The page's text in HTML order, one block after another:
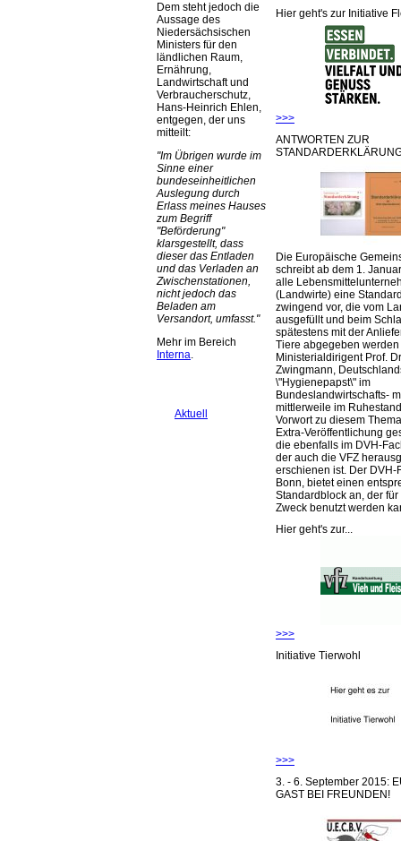
Dem steht jedoch die
Aussage des
Niedersächsischen
Ministers für den
ländlichen Raum,
Ernährung,
Landwirtschaft und
Verbraucherschutz,
Hans-Heinrich Ehlen,
entgegen, der uns
mitteilt:
Im Übrigen wurde im
Sinne einer
bundeseinheitlichen
Auslegung durch
Erlass meines Hauses
zum Begriff
Beförderung
klarsgestellt, dass
dieser das Entladen
und das Verladen an
Zwischenstationen,
nicht jedoch das
Beladen am
Versandort, umfasst.
Mehr im Bereich
Interna.
Aktuell
Hier geht's zur Initiative
>>>
ANTWORTEN ZUR
Die Europäische
schreibt ab dem 1.
alle
(Landwirte) eine
zwingend vor, die vom
ausgefüllt und beim
spätestens mit der
Tiere abgegeben werden
Ministerialdirigent Prof.
Zwingmann,
\"Hygienepapst\" im
Bundeslandwirtschafts-
mittlerweile im
Vorwort zu diesem
Extra-Veröffentlichung
die ebenfalls im DVH-
der auch die VFZ
erschienen ist. Der DVH-
Bonn, bietet einen
Standardblock an, der
Zweck benutzt werden
Hier geht's zur...
>>>
Initiative Tierwohl
>>>
3. - 6. September 2015:
GAST BEI FREUNDEN!